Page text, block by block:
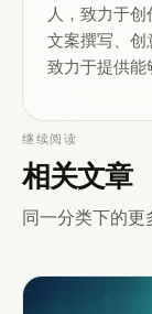
人，致力于
文案撰写、创
致力于提供能
继续阅读
相关文章
同一分类下的更